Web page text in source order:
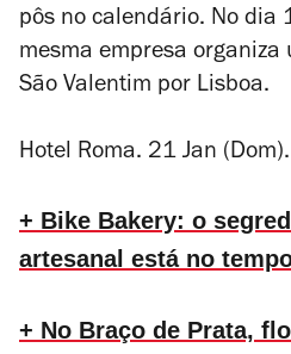
pôs no calendário. No dia
mesma empresa
São Valentim por Lisboa.
Hotel Roma. 21 Jan
+ Bike Bakery: o
artesanal está no
+ No Braço de Prata,